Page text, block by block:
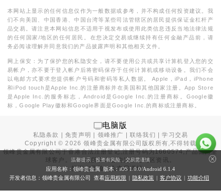
本网站上显示的任何信息仅作为一般数据或参考，并不构成任何投资建议。我
们不向美国、中国香港、中国台湾等某些司法管辖区的居民提供保证金杠杆产
品交易。请注意本网站信息不适用于视发布或使用此类信息违反当地法律法规
的任何国家/地区的任何居民。在您决定交易或继续持有任何金融产品前，请
务必阅读理解并同意我们的产品披露声明和其他相关文件。
网上保安：为了保护您的私隐安全，请不要使用公共或共享计算机登入您的交
易帐户，亦不要于登入帐户后将密码保存于任何计算机或移动设备。我们不会
以电邮方式要求您提供帐户号码和密码等私人数据。 Apple，iPad，iPhone
和iPod touch是Apple Inc.的注册商标并在美国和其他国家注册。App Store
是Apple Inc.的服务标志，Android是Google Inc.的注册商标。Google徽
标，Google Play徽标和Google界面是Google Inc.的商标或注册商标。
电脑版
私隐条款 |免责声明 领峰推广 |联络我们 |学习交易
Copyright ©2026 领峰贵金属有限公司版权所有,不得转载
领峰贵金属有限公司于香港合法注册登记,注册号码为1660574,产品面向全
球客户。本站内所有内容均为香港地区资讯。
投资有风险，入市需谨慎。
温馨提示：投资有风险，交易需谨慎
应用名称：领峰贵金属 版本：iOS 1.0.0/Android 6.1.4
开发者信息：领峰贵金属有限公司 查看应用权限 | 隐私政策 | 客户协议 | 功能介绍